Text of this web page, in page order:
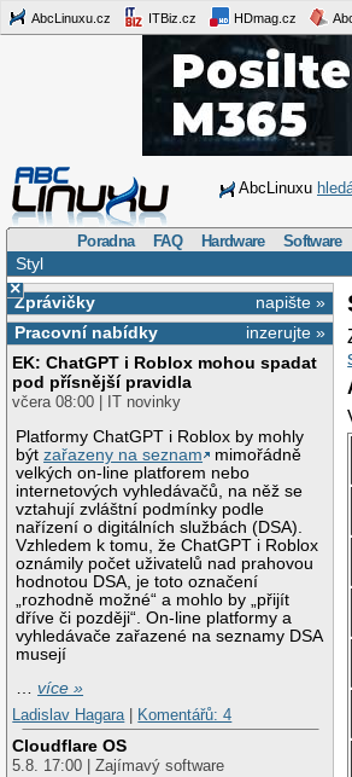
AbcLinuxu.cz ITBiz.cz HDmag.cz
AbcLinuxu
Poradna FAQ Hardware Software
Styl
×
napište »
Zprávičky
inzerujte »
Pracovní nabídky
EK: ChatGPT i Roblox mohou spadat
pod přísnější pravidla
včera 08:00 | IT novinky
Platformy ChatGPT i Roblox by mohly
býtzařazeny na seznam
mimořádně
velkých on-line platforem nebo
internetových vyhledávačů, na něž se
vztahují zvláštní podmínky podle
nařízení o digitálních službách (DSA).
Vzhledem k tomu, že ChatGPT i Roblox
oznámily počet uživatelů nad prahovou
hodnotou DSA, je toto označení
„rozhodně možné“ a mohlo by „přijít
dříve či později“. On-line platformy a
vyhledávače zařazené na seznamy DSA
musejí
…více »
Ladislav Hagara
Komentářů: 4
Cloudflare OS
5.8. 17:00 | Zajímavý software